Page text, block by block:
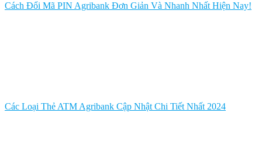
Cách Đổi Mã PIN Agribank Đơn Giản Và Nhanh Nhất Hiện Nay!
Các Loại Thẻ ATM Agribank Cập Nhật Chi Tiết Nhất 2024